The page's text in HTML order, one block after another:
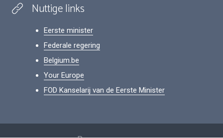
Nuttige links
Eerste minister
Federale regering
Belgium.be
Your Europe
FOD Kanselarij van de Eerste Minister